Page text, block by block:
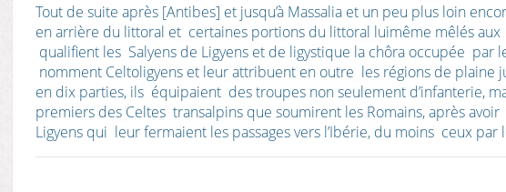
Tout de suite après [Antibes] et jusqu’à Massalia et un peu plus loin
en arrière du littoral et certaines portions du littoral lui­même mêlés
qualifient les Salyens de Ligyens et de ligystique la chôra occupée par
nomment Celto­ligyens et leur attribuent en outre les régions de plaine
en dix parties, ils équipaient des troupes non seulement d’infanterie,
premiers des Celtes transalpins que soumirent les Romains, après
Ligyens qui leur fermaient les passages vers l’Ibérie, du moins ceux par